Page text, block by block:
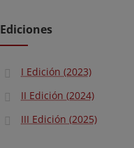
Ediciones
I Edición (2023)
II Edición (2024)
III Edición (2025)